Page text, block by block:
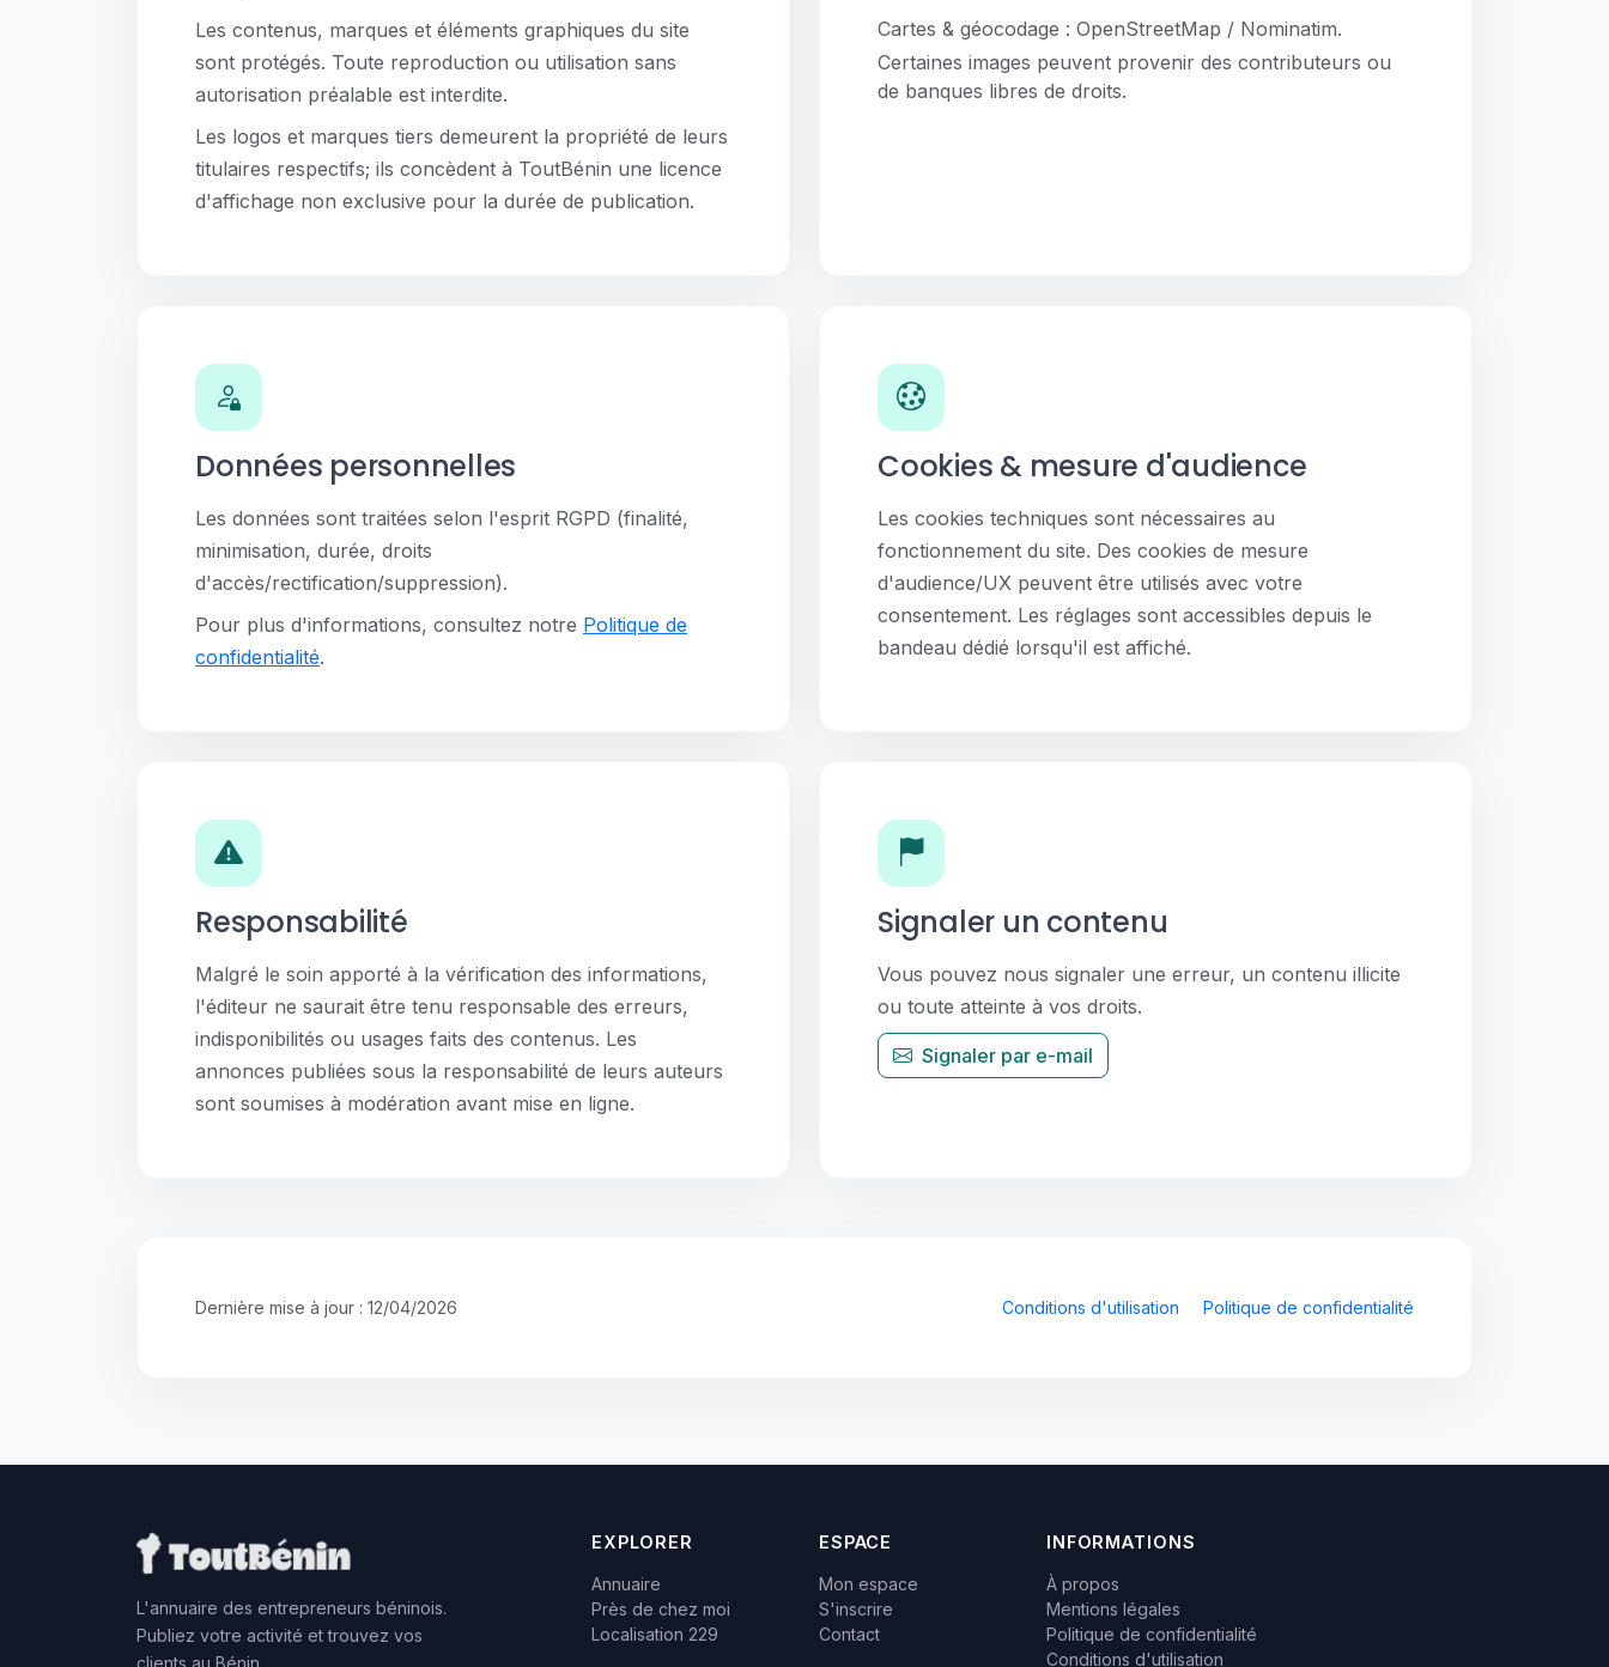
Les contenus, marques et éléments graphiques du site
sont protégés. Toute reproduction ou utilisation sans
autorisation préalable est interdite.
Les logos et marques tiers demeurent la propriété de leurs
titulaires respectifs; ils concèdent à ToutBénin une licence
d'affichage non exclusive pour la durée de publication.
Cartes & géocodage : OpenStreetMap / Nominatim.
Certaines images peuvent provenir des contributeurs ou
de banques libres de droits.
Données personnelles
Les données sont traitées selon l'esprit RGPD (finalité,
minimisation, durée, droits
d'accès/rectification/suppression).
Pour plus d'informations, consultez notre Politique de
confidentialité.
Cookies & mesure d'audience
Les cookies techniques sont nécessaires au
fonctionnement du site. Des cookies de mesure
d'audience/UX peuvent être utilisés avec votre
consentement. Les réglages sont accessibles depuis le
bandeau dédié lorsqu'il est affiché.
Responsabilité
Malgré le soin apporté à la vérification des informations,
l'éditeur ne saurait être tenu responsable des erreurs,
indisponibilités ou usages faits des contenus. Les
annonces publiées sous la responsabilité de leurs auteurs
sont soumises à modération avant mise en ligne.
Signaler un contenu
Vous pouvez nous signaler une erreur, un contenu illicite
ou toute atteinte à vos droits.
Signaler par e-mail
Dernière mise à jour : 12/04/2026 Conditions d'utilisation Politique de confidentialité
L'annuaire des entrepreneurs béninois.
Publiez votre activité et trouvez vos
EXPLORER
Annuaire
Près de chez moi
Localisation 229
ESPACE
Mon espace
S'inscrire
Contact
INFORMATIONS
À propos
Mentions légales
Politique de confidentialité
Conditions d'utilisation